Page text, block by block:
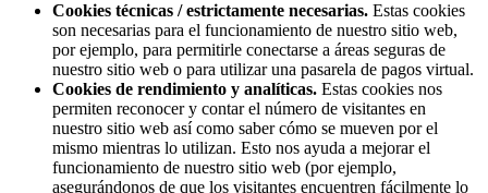
Cookies técnicas / estrictamente necesarias. Estas cookies
son necesarias para el funcionamiento de nuestro sitio web,
por ejemplo, para permitirle conectarse a áreas seguras de
nuestro sitio web o para utilizar una pasarela de pagos virtual.
Cookies de rendimiento y analíticas. Estas cookies nos
permiten reconocer y contar el número de visitantes en
nuestro sitio web así como saber cómo se mueven por el
mismo mientras lo utilizan. Esto nos ayuda a mejorar el
funcionamiento de nuestro sitio web (por ejemplo,
asegurándonos de que los visitantes encuentren fácilmente lo